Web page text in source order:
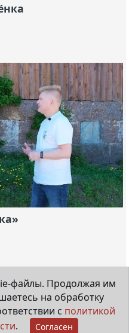
файлы. Продолжая им
на обработку
с политикой
. Согласен
16+